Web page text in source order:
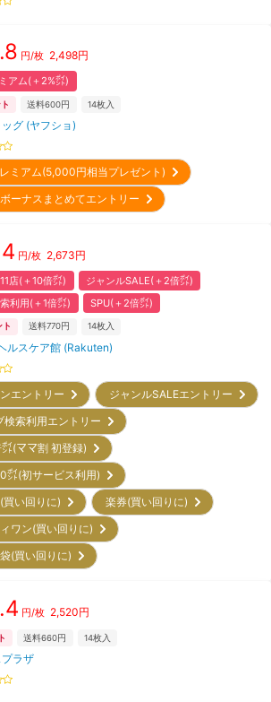
円/枚 2,498円
アム(＋2%㌽)
送料600円 14枚入
グ (ヤフショ)
ミアム(5,000円相当プレゼント)
ーナスまとめてエントリー
円/枚 2,673円
店(＋10倍㌽)
ジャンルSALE(＋2倍㌽)
利用(＋1倍㌽)
SPU(＋2倍㌽)
ト 送料770円 14枚入
ルスケア館 (Rakuten)
ンエントリー
ジャンルSALEエントリー
検索利用エントリー
㌽(ママ割 初登録)
㌽(初サービス利用)
(買い回りに)
楽券(買い回りに)
ワン(買い回りに)
(買い回りに)
円/枚 2,520円
送料660円 14枚入
ラザ